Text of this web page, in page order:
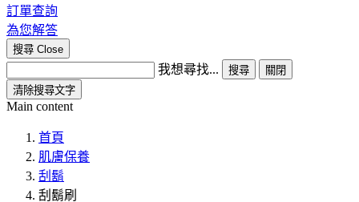
訂單查詢
為您解答
搜尋 Close
我想尋找... 搜尋
關閉
清除搜尋文字
Main content
首頁
肌膚保養
刮鬍
刮鬍刷